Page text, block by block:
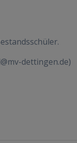
dettingen.de)